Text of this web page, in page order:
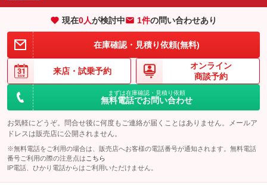
：装備なし
：装備なし
装備略号／用語解説
現在0人が検討中 1件の問い合わせあり
在庫確認・見積り依頼(無料)
来店・ 試乗予約
オンライン
商談予約
まずは在庫確認・見積り依頼
無料電話でお問い合わせ
お気軽にどうぞ。問合せ後に何度もご連絡が届くことはありません。メールア
ドレスは販売店に公開されません。
※無料電話をご利用の場合は、販売店へお客様の電話番号が通知されます。無料電話
番号ご利用の際の注意点は こちら
IP電話、ひかり電話からはご利用いただけません。